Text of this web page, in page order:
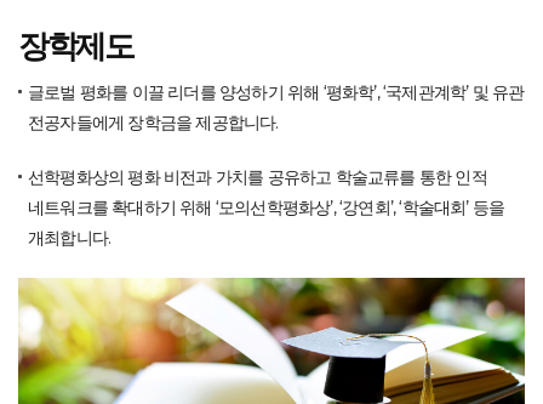
장학제도
글로벌 평화를 이끌 리더를 양성하기 위해 ‘평화학’, ‘국제관계학’ 및 유관
전공자들에게 장학금을 제공합니다.
선학평화상의 평화 비전과 가치를 공유하고 학술교류를 통한 인적
네트워크를 확대하기 위해 ‘모의선학평화상’, ‘강연회’, ‘학술대회’ 등을
개최합니다.